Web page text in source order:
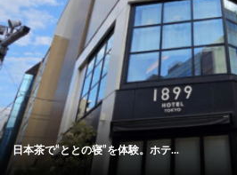
日本茶で“ととの寝”を体験。ホテ...